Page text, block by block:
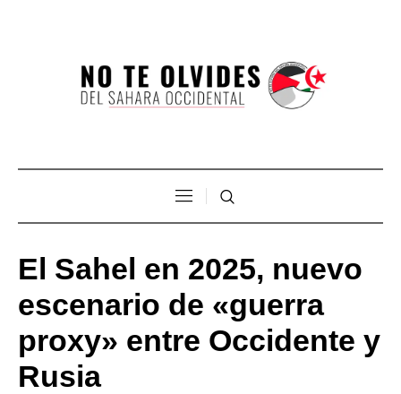
El Sahel en 2025, nuevo
escenario de «guerra
proxy» entre Occidente y
Rusia